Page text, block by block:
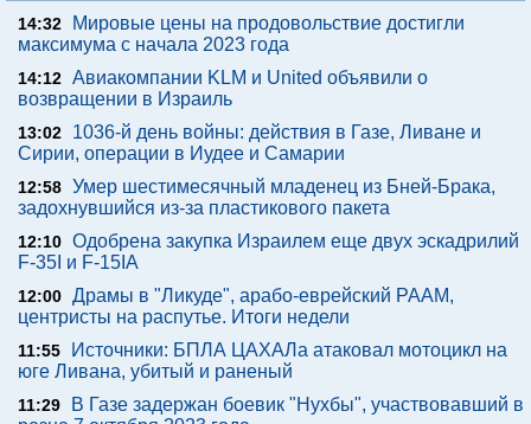
14:32
Мировые цены на продовольствие достигли
максимума с начала 2023 года
14:12 Авиакомпании KLM и United объявили о
возвращении в Израиль
13:02
1036-й день войны: действия в Газе, Ливане и
Сирии, операции в Иудее и Самарии
12:58 Умер шестимесячный младенец из Бней-Брака,
задохнувшийся из-за пластикового пакета
12:10 Одобрена закупка Израилем еще двух эскадрилий
F-35I и F-15IA
12:00 Драмы в "Ликуде", арабо-еврейский РААМ,
центристы на распутье. Итоги недели
11:55
Источники: БПЛА ЦАХАЛа атаковал мотоцикл на
юге Ливана, убитый и раненый
11:29
В Газе задержан боевик "Нухбы", участвовавший в